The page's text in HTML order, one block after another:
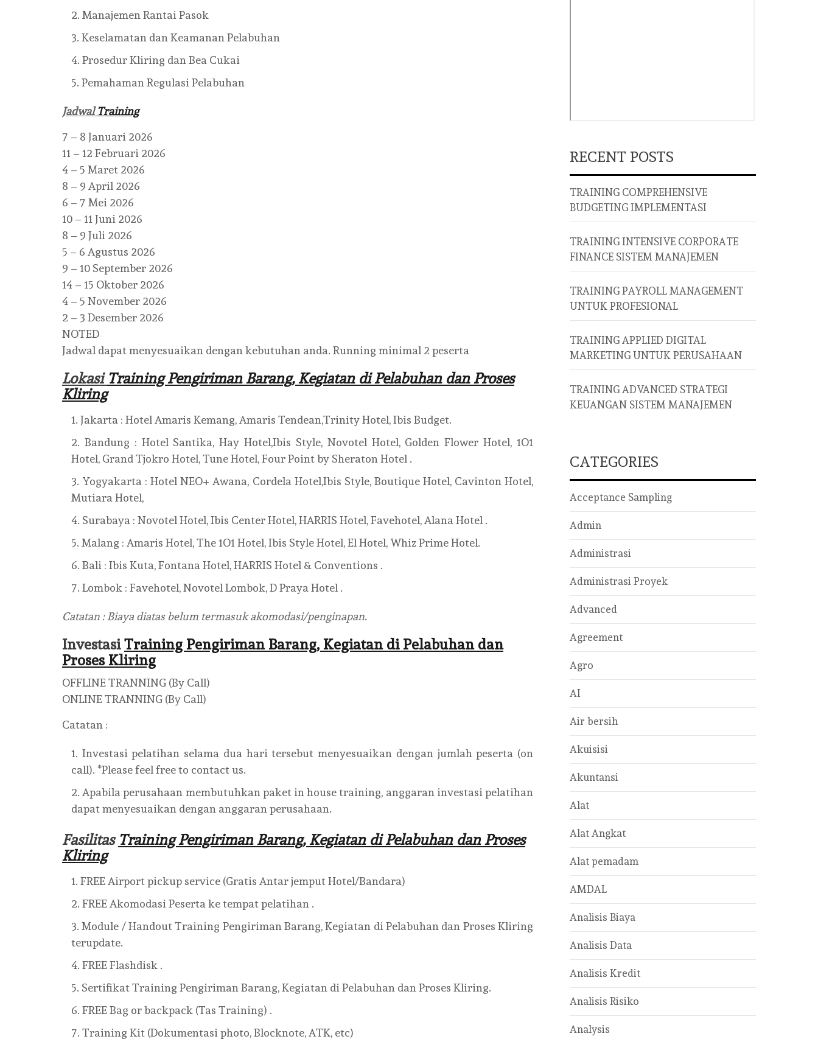
Manajemen Rantai Pasok
Keselamatan dan Keamanan Pelabuhan
Prosedur Kliring dan Bea Cukai
Pemahaman Regulasi Pelabuhan
JadwalTraining
7 – 8 Januari 2026
11 – 12 Februari 2026
4 – 5 Maret 2026
8 – 9 April 2026
6 – 7 Mei 2026
10 – 11 Juni 2026
8 – 9 Juli 2026
5 – 6 Agustus 2026
9 – 10 September 2026
14 – 15 Oktober 2026
4 – 5 November 2026
2 – 3 Desember 2026
NOTED
Jadwal dapat menyesuaikan dengan kebutuhan anda. Running minimal 2 peserta
Lokasi Training Pengiriman Barang, Kegiatan di Pelabuhan dan Proses
Kliring
Jakarta : Hotel Amaris Kemang, Amaris Tendean,Trinity Hotel, Ibis Budget.
Bandung : Hotel Santika, Hay Hotel,Ibis Style, Novotel Hotel, Golden Flower Hotel, 1O1
Hotel, Grand Tjokro Hotel, Tune Hotel, Four Point by Sheraton Hotel .
Yogyakarta : Hotel NEO+ Awana, Cordela Hotel,Ibis Style, Boutique Hotel, Cavinton Hotel,
Mutiara Hotel,
Surabaya : Novotel Hotel, Ibis Center Hotel, HARRIS Hotel, Favehotel, Alana Hotel .
Malang : Amaris Hotel, The 1O1 Hotel, Ibis Style Hotel, El Hotel, Whiz Prime Hotel.
Bali : Ibis Kuta, Fontana Hotel, HARRIS Hotel & Conventions .
Lombok : Favehotel, Novotel Lombok, D Praya Hotel .
Catatan : Biaya diatas belum termasuk akomodasi/penginapan.
InvestasiTraining Pengiriman Barang, Kegiatan di Pelabuhan dan
Proses Kliring
OFFLINE TRANNING (By Call)
ONLINE TRANNING (By Call)
Catatan :
Investasi pelatihan selama dua hari tersebut menyesuaikan dengan jumlah peserta (on
call). *Please feel free to contact us.
Apabila perusahaan membutuhkan paket in house training, anggaran investasi pelatihan
dapat menyesuaikan dengan anggaran perusahaan.
Fasilitas Training Pengiriman Barang, Kegiatan di Pelabuhan dan Proses
Kliring
FREE Airport pickup service (Gratis Antar jemput Hotel/Bandara)
FREE Akomodasi Peserta ke tempat pelatihan .
Module / Handout Training Pengiriman Barang, Kegiatan di Pelabuhan dan Proses Kliring
terupdate.
FREE Flashdisk .
Sertifikat Training Pengiriman Barang, Kegiatan di Pelabuhan dan Proses Kliring.
FREE Bag or backpack (Tas Training) .
Training Kit (Dokumentasi photo, Blocknote, ATK, etc)
RECENT POSTS
TRAINING COMPREHENSIVE
BUDGETING IMPLEMENTASI
TRAINING INTENSIVE CORPORATE
FINANCE SISTEM MANAJEMEN
TRAINING PAYROLL MANAGEMENT
UNTUK PROFESIONAL
TRAINING APPLIED DIGITAL
MARKETING UNTUK PERUSAHAAN
TRAINING ADVANCED STRATEGI
KEUANGAN SISTEM MANAJEMEN
CATEGORIES
Acceptance Sampling
Admin
Administrasi
Administrasi Proyek
Advanced
Agreement
Agro
AI
Air bersih
Akuisisi
Akuntansi
Alat
Alat Angkat
Alat pemadam
AMDAL
Analisis Biaya
Analisis Data
Analisis Kredit
Analisis Risiko
Analysis